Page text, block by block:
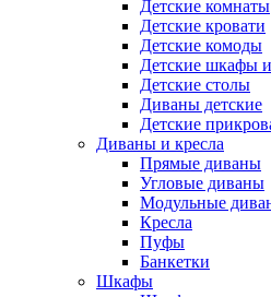
Детские комнаты
Детские кровати
Детские комоды
Детские шкафы
Детские столы
Диваны детские
Детские
Диваны и кресла
Прямые диваны
Угловые диваны
Модульные
Кресла
Пуфы
Банкетки
Шкафы